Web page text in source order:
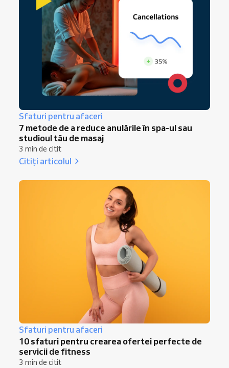
Sfaturi pentru afaceri
7 metode de a reduce anulările în spa-ul sau
studioul tău de masaj
3 min de citit
Citiți articolul
Sfaturi pentru afaceri
10 sfaturi pentru crearea ofertei perfecte de
servicii de fitness
3 min de citit